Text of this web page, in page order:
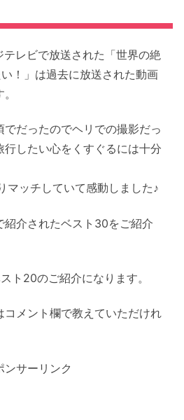
レビで放送された「世界の絶
！」は過去に放送された動画
でだったのでヘリでの撮影だっ
行したい心をくすぐるには十分
マッチしていて感動しました♪
紹介されたベスト30をご紹介
ト20のご紹介になります。
メント欄で教えていただけれ
ンサーリンク